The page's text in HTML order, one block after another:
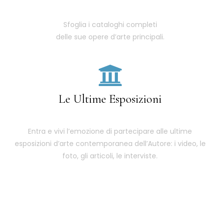
Sfoglia i cataloghi completi
delle sue opere d’arte principali.
Le Ultime Esposizioni
Entra e vivi l’emozione di partecipare alle ultime
esposizioni d’arte contemporanea dell’Autore: i video, le
foto, gli articoli, le interviste.